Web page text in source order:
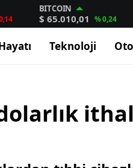
BITCOIN
$ 65.010,01 % 0,24
Teknoloji